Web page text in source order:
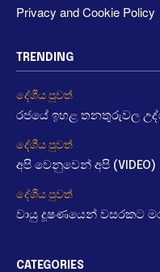
Privacy and Cookie Policy
TRENDING
දේශීය පුවත්
රජයේ ඉහළ තනතුරුවල
දේශීය පුවත්
අපි වෙනුවෙන් අපි (VIDEO)
දේශීය පුවත්
වායු දූෂණයෙන් වසරකට
CATEGORIES